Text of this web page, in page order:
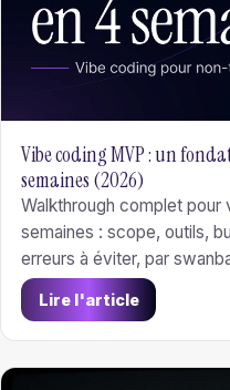
Vibe coding MVP : un
semaines (2026)
Walkthrough complet
semaines : scope, outils,
erreurs à éviter, par
Lire l'article